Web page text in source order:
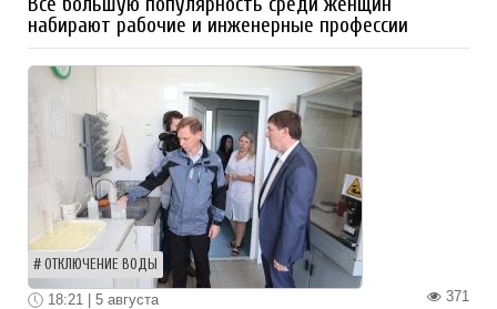
набирают рабочие и инженерные профессии
ОТКЛЮЧЕНИЕ ВОДЫ
371
18:21 | 5 августа